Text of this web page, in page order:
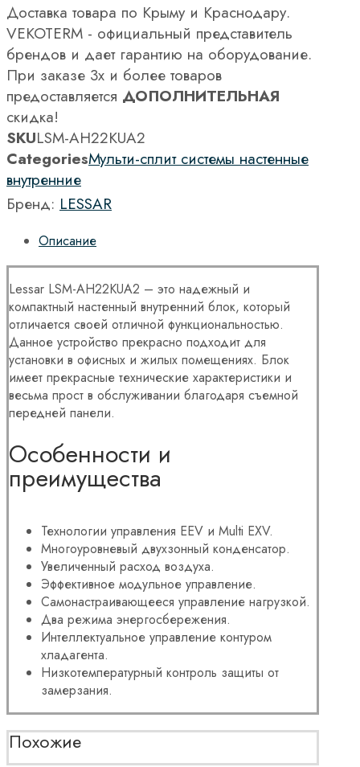
Доставка товара по Крыму и Краснодару.
VEKOTERM - официальный представитель
брендов и дает гарантию на оборудование.
При заказе 3х и более товаров
предоставляется ДОПОЛНИТЕЛЬНАЯ
скидка!
SKULSM-AH22KUA2
CategoriesМульти-сплит системы настенные
внутренние
Бренд: LESSAR
Описание
Lessar LSM-AH22KUA2 – это надежный и
компактный настенный внутренний блок, который
отличается своей отличной функциональностью.
Данное устройство прекрасно подходит для
установки в офисных и жилых помещениях. Блок
имеет прекрасные технические характеристики и
весьма прост в обслуживании благодаря съемной
передней панели.
Особенности и
преимущества
Технологии управления EEV и Multi EXV.
Многоуровневый двухзонный конденсатор.
Увеличенный расход воздуха.
Эффективное модульное управление.
Самонастраивающееся управление нагрузкой.
Два режима энергосбережения.
Интеллектуальное управление контуром
хладагента.
Низкотемпературный контроль защиты от
замерзания.
Похожие